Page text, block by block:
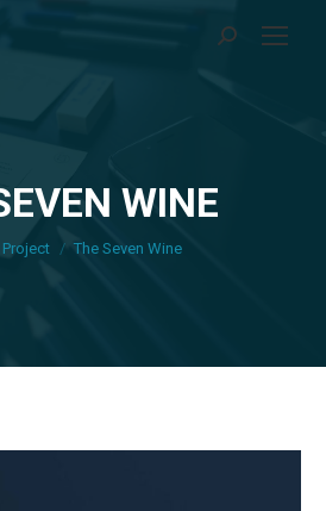
Search:
WINE
You are here:
Project The Seven Wine